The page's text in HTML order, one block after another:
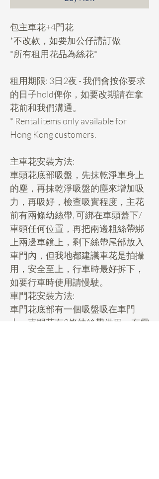
包主車花+4門花
*不改款，如要加公仔請訂做
*所有租用花品為絲花*
租用期限: 3日2夜 - 我們會按你要求
的日子hold俾你，如要改期請在拿
花前和我們溝通。
* Rental items only available for
Hong Kong customers.
主車花安裝方法:
車頭花底部吸盤，先抹乾淨車身上
的塵，再抹乾淨吸盤的塵來增加吸
力，再吸好，檢查吸實程度，主花
前有兩條幼絲帶, 可綁在車頭蓋下/
車頭任何位置，再把兩邊粗絲帶綁
上兩邊車鏡上，剩下絲帶尾部放入
車門內，但我地都建議車花是拍攝
用，安全至上，行車時最好拆下，
如要行車時使用請慢駛。
車門花安裝方法:
車門花底部有一個吸盤吸在車門
上，車門花有2條幼絲帶備用，有需